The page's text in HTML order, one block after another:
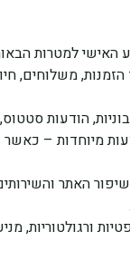
למטרות
הזמנות, משלוחים,
הודעות
מיוחדות –
שיפור האתר
ורגולטוריות,